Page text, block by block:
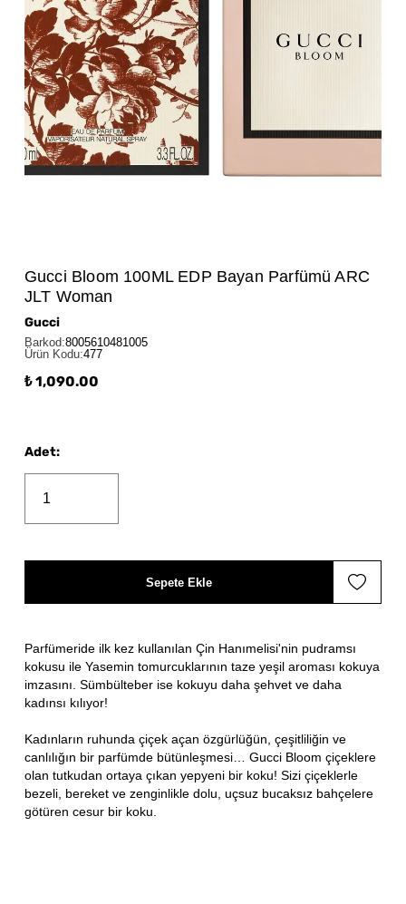
Gucci Bloom 100ML EDP Bayan Parfümü ARC
JLT Woman
Gucci
Barkod:8005610481005
Ürün Kodu:477
₺ 1,090.00
Parfümeride ilk kez kullanılan Çin Hanımelisi'nin pudramsı
kokusu ile Yasemin tomurcuklarının taze yeşil aroması kokuya
imzasını. Sümbülteber ise kokuyu daha şehvet ve daha
kadınsı kılıyor!
Kadınların ruhunda çiçek açan özgürlüğün, çeşitliliğin ve
canlılığın bir parfümde bütünleşmesi… Gucci Bloom çiçeklere
olan tutkudan ortaya çıkan yepyeni bir koku! Sizi çiçeklerle
bezeli, bereket ve zenginlikle dolu, uçsuz bucaksız bahçelere
götüren cesur bir koku.
Adet:
Sepete Ekle